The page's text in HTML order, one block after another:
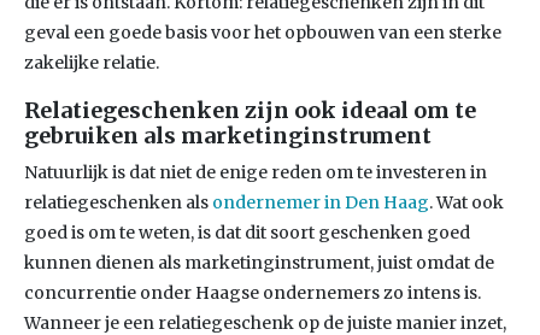
geval een goede basis voor het opbouwen van een sterke
zakelijke relatie.
Relatiegeschenken zijn ook ideaal om te
gebruiken als marketinginstrument
Natuurlijk is dat niet de enige reden om te investeren in
relatiegeschenken als ondernemer in Den Haag. Wat ook
goed is om te weten, is dat dit soort geschenken goed
kunnen dienen als marketinginstrument, juist omdat de
concurrentie onder Haagse ondernemers zo intens is.
Wanneer je een relatiegeschenk op de juiste manier inzet,